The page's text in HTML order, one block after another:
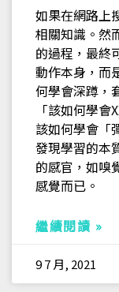
如果在網路上
相關知識。然
的過程，最終
動作本身，而
何學會深蹲，
「該如何學
該如何學會「
發現學習的本
的感官，如嗅
感覺而已。
繼續閱讀 »
9 7 月, 2021